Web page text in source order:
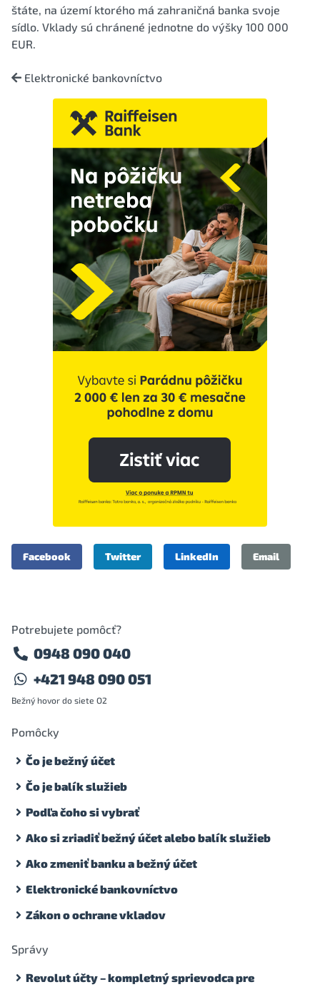
štáte, na území ktorého má zahraničná banka svoje
sídlo. Vklady sú chránené jednotne do výšky 100 000
EUR.
Elektronické bankovníctvo
Facebook Twitter LinkedIn Email
Potrebujete pomôcť?
0948 090 040
+421 948 090 051
Bežný hovor do siete O2
Pomôcky
Čo je bežný účet
Čo je balík služieb
Podľa čoho si vybrať
Ako si zriadiť bežný účet alebo balík služieb
Ako zmeniť banku a bežný účet
Elektronické bankovníctvo
Zákon o ochrane vkladov
Správy
Revolut účty – kompletný sprievodca pre